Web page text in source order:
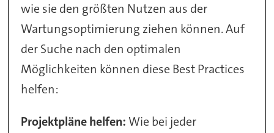
wie sie den größten Nutzen aus der
Wartungsoptimierung ziehen können. Auf
der Suche nach den optimalen
Möglichkeiten können diese Best Practices
helfen:
Projektpläne helfen:Wie bei jeder